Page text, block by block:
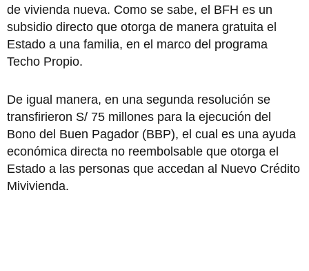
de vivienda nueva. Como se sabe, el BFH es un
subsidio directo que otorga de manera gratuita el
Estado a una familia, en el marco del programa
Techo Propio.
De igual manera, en una segunda resolución se
transfirieron S/ 75 millones para la ejecución del
Bono del Buen Pagador (BBP), el cual es una ayuda
económica directa no reembolsable que otorga el
Estado a las personas que accedan al Nuevo Crédito
Mivivienda.